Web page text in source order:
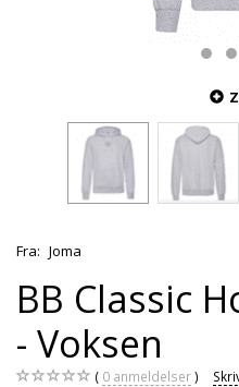
Fra: Joma
BB Classic
- Voksen
0 anmeldelser